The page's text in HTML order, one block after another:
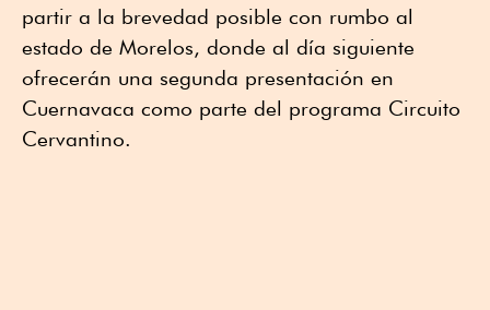
partir a la brevedad posible con rumbo al
estado de Morelos, donde al día siguiente
ofrecerán una segunda presentación en
Cuernavaca como parte del programa Circuito
Cervantino.